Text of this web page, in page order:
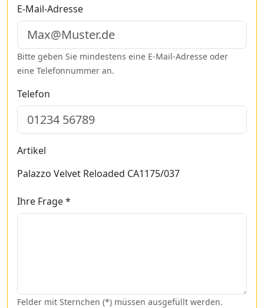
E-Mail-Adresse
Bitte geben Sie mindestens eine E-Mail-Adresse oder
eine Telefonnummer an.
Telefon
Artikel
Palazzo Velvet Reloaded CA1175/037
Ihre Frage *
Felder mit Sternchen (*) müssen ausgefüllt werden.